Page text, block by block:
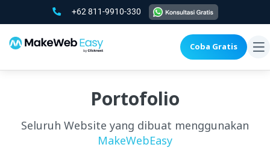
+62 811-9910-330
Coba Gratis
Portofolio
Seluruh Website yang dibuat menggunakan
MakeWebEasy